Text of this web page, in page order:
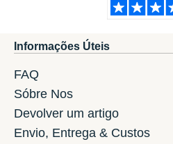
Informações Úteis
FAQ
Sóbre Nos
Devolver um artigo
Envio, Entrega & Custos